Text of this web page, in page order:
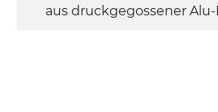
aus druckgegossener